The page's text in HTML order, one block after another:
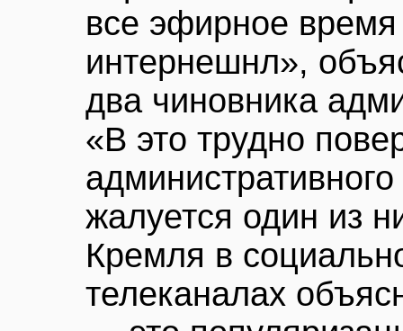
все эфирное
интернешнл»,
два чиновника
«В это трудно
жалуется один из
Кремля в
телеканалах